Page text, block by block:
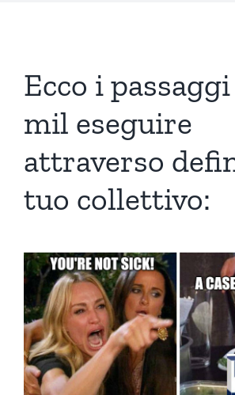
Ecco i
mil eseguire
attraverso
tuo collettivo: